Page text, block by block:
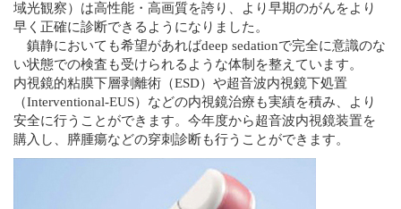
域光観察）は高性能・高画質を誇り、より早期のがんをより
早く正確に診断できるようになりました。
鎮静においても希望があればdeep sedationで完全に意識のな
い状態での検査も受けられるような体制を整えています。
内視鏡的粘膜下層剥離術（ESD）や超音波内視鏡下処置
（Interventional-EUS）などの内視鏡治療も実績を積み、より
安全に行うことができます。今年度から超音波内視鏡装置を
購入し、膵腫瘍などの穿刺診断も行うことができます。